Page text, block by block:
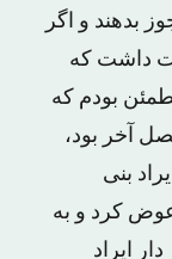
بدهند و اگر
داشت که
بودم که
آخر بود،
بنی
عوض کرد و به
ایراد